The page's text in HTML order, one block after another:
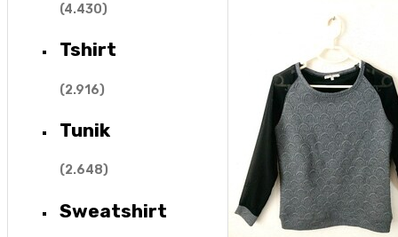
(4.430)
Tshirt
(2.916)
Tunik
(2.648)
Sweatshirt